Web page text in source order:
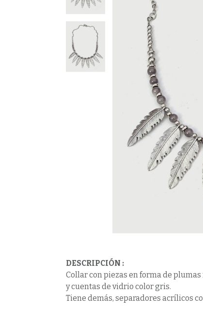
DESCRIPCIÓN :
Collar con piezas en forma de
y cuentas de vidrio color gris.
Tiene demás, separadores acrílicos